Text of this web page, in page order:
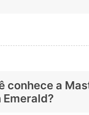
conhece a
Emerald?